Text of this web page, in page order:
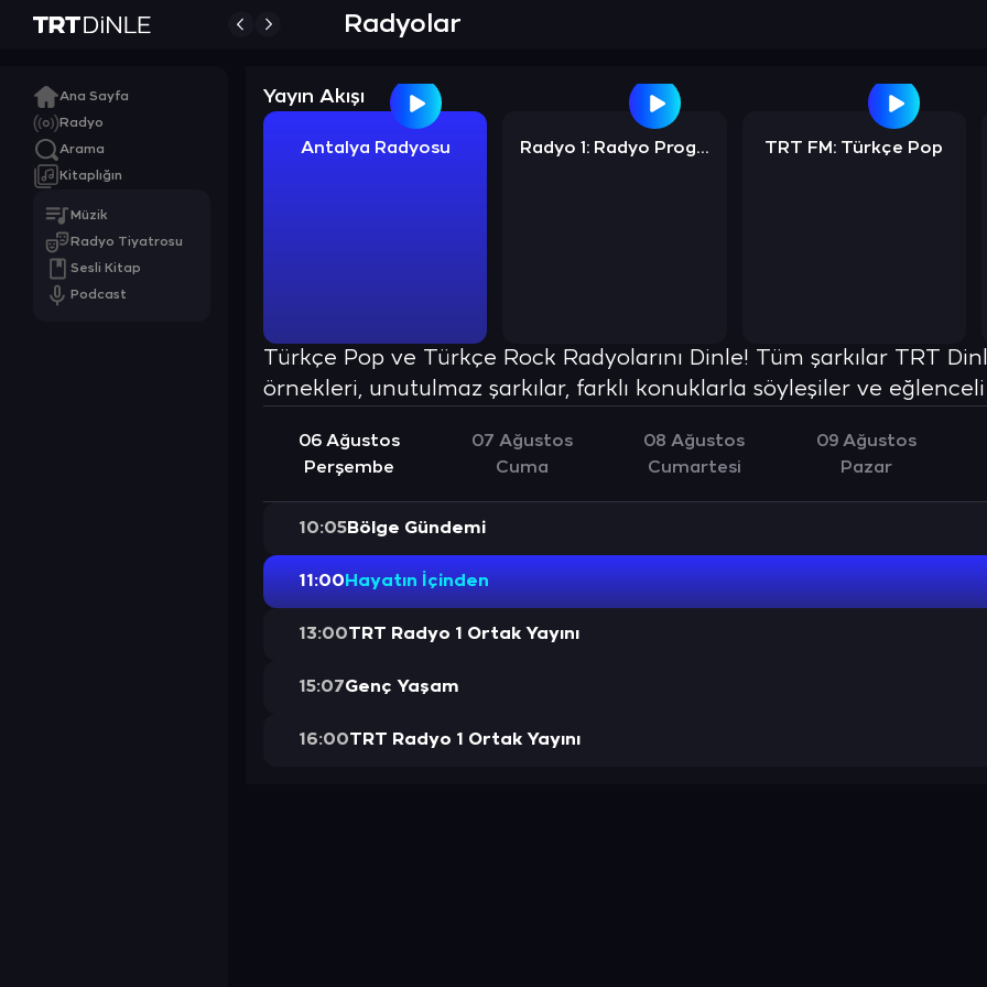
Ana Sayfa
Radyo
Arama
Kitaplığın
Müzik
Radyo Tiyatrosu
Sesli Kitap
Podcast
Radyolar
Yayın Akışı
Antalya Radyosu Radyo 1: Radyo Programları TRT FM: Türkçe Pop
Türkçe Pop ve Türkçe Rock Radyolarını Dinle! Tüm şarkılar TRT
örnekleri, unutulmaz şarkılar, farklı konuklarla söyleşiler ve
06 Ağustos
Perşembe
07 Ağustos
Cuma
08 Ağustos
Cumartesi
09 Ağustos
Pazar
10:05Bölge Gündemi
11:00 Hayatın İçinden
13:00TRT Radyo 1 Ortak Yayını
15:07Genç Yaşam
16:00TRT Radyo 1 Ortak Yayını